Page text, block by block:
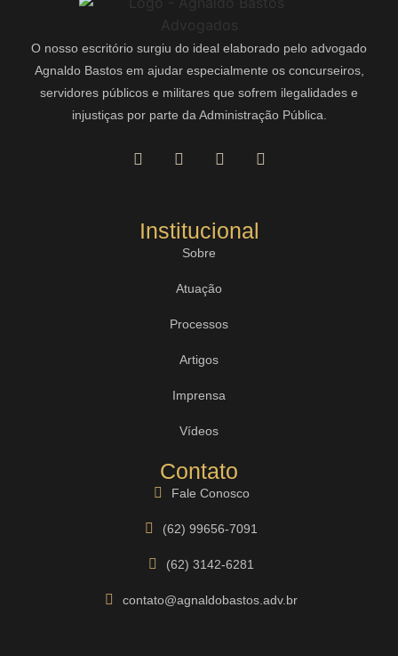
O nosso escritório surgiu do ideal elaborado pelo advogado
Agnaldo Bastos em ajudar especialmente os concurseiros,
servidores públicos e militares que sofrem ilegalidades e
injustiças por parte da Administração Pública.
Institucional
Sobre
Atuação
Processos
Artigos
Imprensa
Vídeos
Contato
Fale Conosco
(62) 99656-7091
(62) 3142-6281
contato@agnaldobastos.adv.br